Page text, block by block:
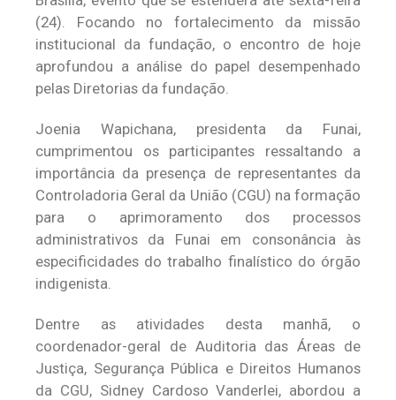
(24). Focando no fortalecimento da missão
institucional da fundação, o encontro de hoje
aprofundou a análise do papel desempenhado
pelas Diretorias da fundação.
Joenia Wapichana, presidenta da Funai,
cumprimentou os participantes ressaltando a
importância da presença de representantes da
Controladoria Geral da União (CGU) na formação
para o aprimoramento dos processos
administrativos da Funai em consonância às
especificidades do trabalho finalístico do órgão
indigenista.
Dentre as atividades desta manhã, o
coordenador-geral de Auditoria das Áreas de
Justiça, Segurança Pública e Direitos Humanos
da CGU, Sidney Cardoso Vanderlei, abordou a